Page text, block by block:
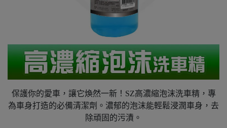
保護你的愛車，讓它煥然一新！SZ高濃縮泡沫洗車精，專
為車身打造的必備清潔劑。濃郁的泡沫能輕鬆浸潤車身，去
除頑固的污漬。